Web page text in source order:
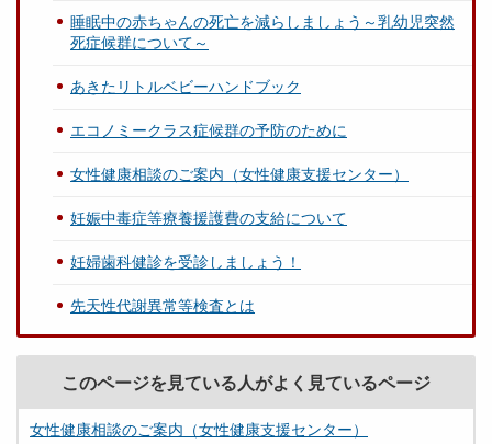
睡眠中の赤ちゃんの死亡を減らしましょう～乳幼児突然
死症候群について～
あきたリトルベビーハンドブック
エコノミークラス症候群の予防のために
女性健康相談のご案内（女性健康支援センター）
妊娠中毒症等療養援護費の支給について
妊婦歯科健診を受診しましょう！
先天性代謝異常等検査とは
このページを見ている人がよく見ているページ
女性健康相談のご案内（女性健康支援センター）